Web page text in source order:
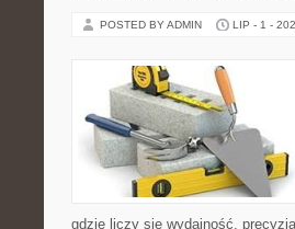
POSTED BY ADMIN LIP - 1 -
gdzie liczy się wydajność,